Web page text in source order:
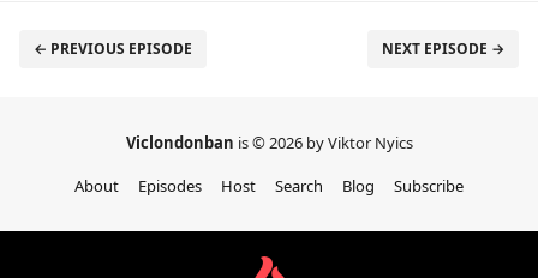
← PREVIOUS EPISODE NEXT EPISODE →
Viclondonban is © 2026 by Viktor Nyics
About
Episodes Host Search Blog Subscribe